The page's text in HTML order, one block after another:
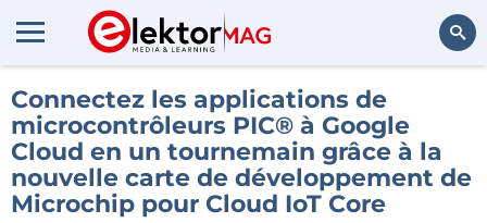
Connectez les applications de
microcontrôleurs PIC® à Google
Cloud en un tournemain grâce à la
nouvelle carte de développement de
Microchip pour Cloud IoT Core